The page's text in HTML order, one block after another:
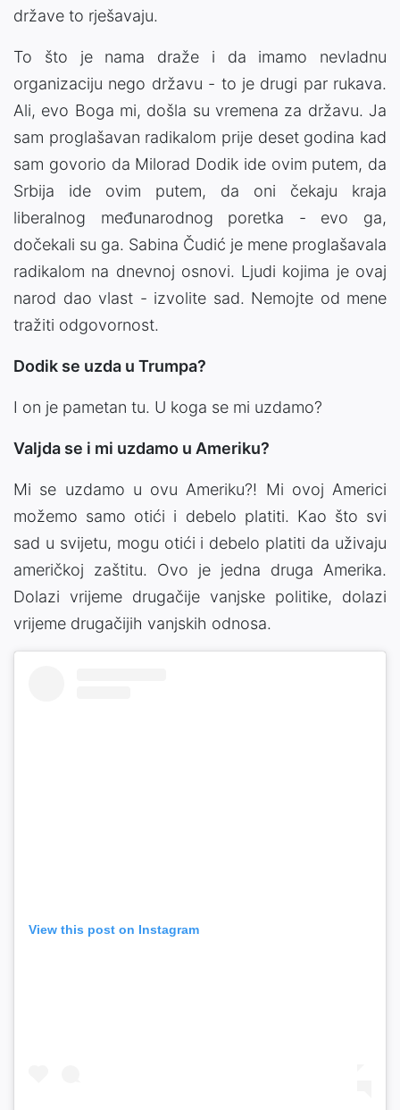
države to rješavaju.
To što je nama draže i da imamo nevladnu
organizaciju nego državu - to je drugi par rukava.
Ali, evo Boga mi, došla su vremena za državu. Ja
sam proglašavan radikalom prije deset godina kad
sam govorio da Milorad Dodik ide ovim putem, da
Srbija ide ovim putem, da oni čekaju kraja
liberalnog međunarodnog poretka - evo ga,
dočekali su ga. Sabina Čudić je mene proglašavala
radikalom na dnevnoj osnovi. Ljudi kojima je ovaj
narod dao vlast - izvolite sad. Nemojte od mene
tražiti odgovornost.
Dodik se uzda u Trumpa?
I on je pametan tu. U koga se mi uzdamo?
Valjda se i mi uzdamo u Ameriku?
Mi se uzdamo u ovu Ameriku?! Mi ovoj Americi
možemo samo otići i debelo platiti. Kao što svi
sad u svijetu, mogu otići i debelo platiti da uživaju
američkoj zaštitu. Ovo je jedna druga Amerika.
Dolazi vrijeme drugačije vanjske politike, dolazi
vrijeme drugačijih vanjskih odnosa.
View this post on Instagram